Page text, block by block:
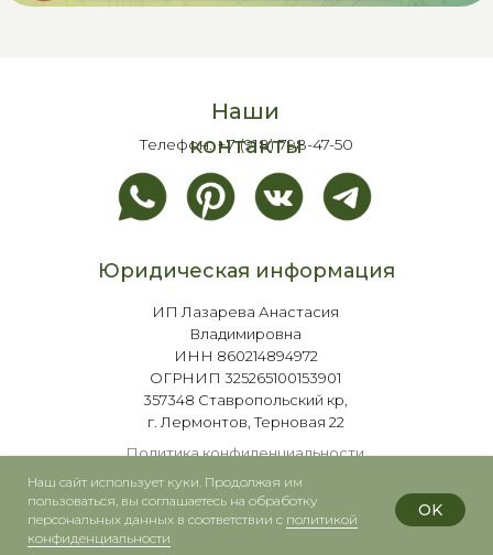
Наш сайт использует куки. Продолжая им
пользоваться, вы соглашаетесь на обработку
персональных данных в соответствии с политикой
конфиденциальности
OK
Телефон:+7 (918) 798-47-50
Наши
контакты
ИП Лазарева Анастасия
Владимировна
ИНН 860214894972
ОГРНИП 325265100153901
357348 Ставропольский кр,
г. Лермонтов, Терновая 22
Юридическая информация
Политика конфиденциальности
Согласие на обработку
персональных данных
Публичная оферта